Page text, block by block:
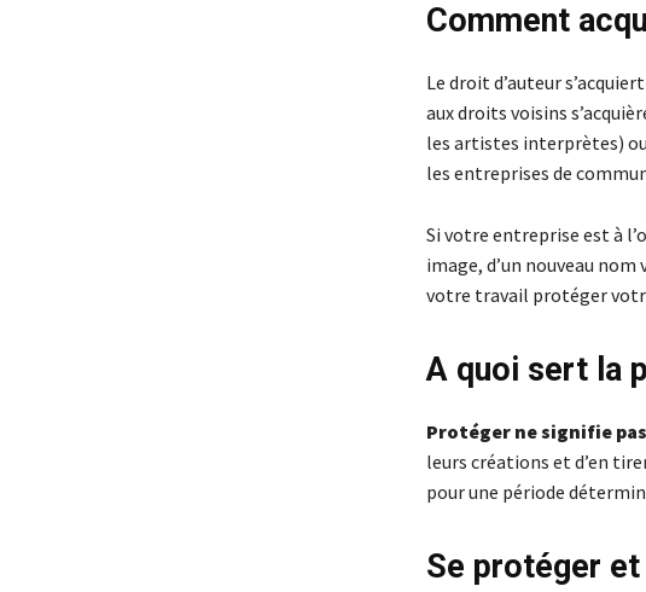
Comment
Le droit d’auteur s’acquiert
aux droits voisins
les artistes interprètes)
les entreprises de
Si votre entreprise est à
image, d’un nouveau nom
votre travail protéger
A quoi sert la
Protéger ne signifie
leurs créations et d’en
pour une période
Se protéger